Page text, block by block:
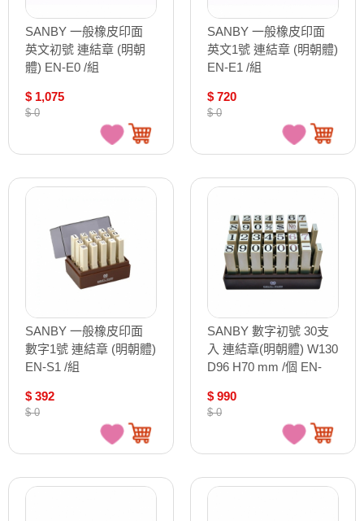
SANBY 一般橡皮印面
英文初號 連結章 (明朝
體) EN-E0 /組
$ 1,075
$ 0
SANBY 一般橡皮印面
英文1號 連結章 (明朝體)
EN-E1 /組
$ 720
$ 0
SANBY 一般橡皮印面
數字1號 連結章 (明朝體)
EN-S1 /組
$ 392
$ 0
SANBY 數字初號 30支
入 連結章(明朝體) W130
D96 H70 mm /個 EN-
$ 990
$ 0